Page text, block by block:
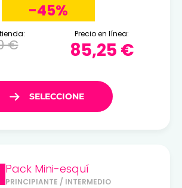
-45%
€
Precio en línea:
85,25 €
Pack Mini-esquí
PRINCIPIANTE / INTERMEDIO